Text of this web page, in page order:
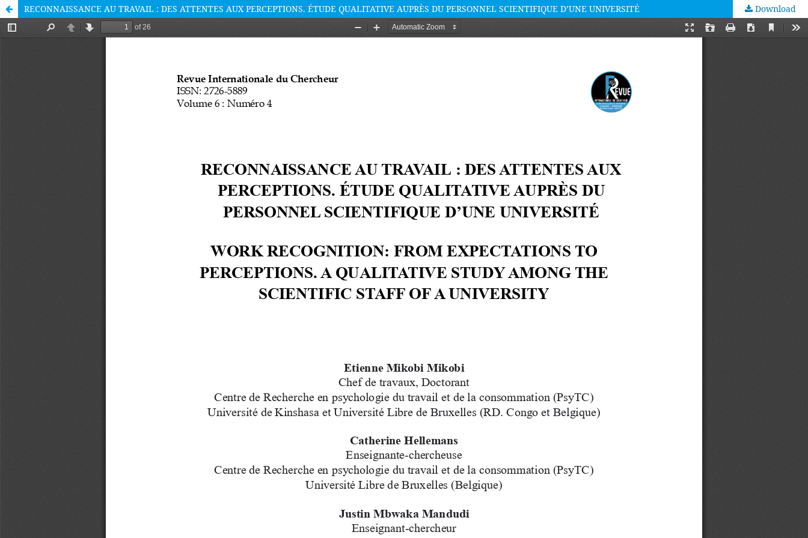
RECONNAISSANCE AU TRAVAIL : DES ATTENTES AUX PERCEPTIONS. ÉTUDE QUALITATIVE AUPRÈS DU PERSONNEL SCIENTIFIQUE D’UNE UNIVERSITÉ Download